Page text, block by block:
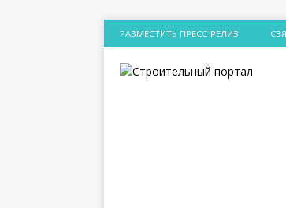
РАЗМЕСТИТЬ ПРЕСС-РЕЛИЗ